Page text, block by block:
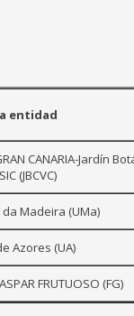
entidad
CANARIA-Jardín
(JBCVC)
Madeira (UMa)
Azores (UA)
FRUTUOSO (FG)